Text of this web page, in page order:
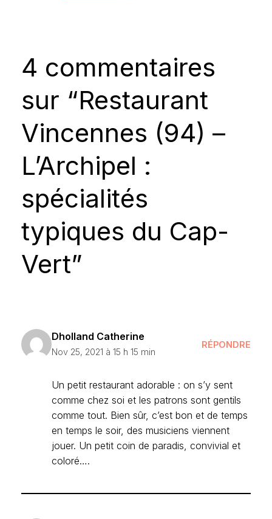
4 commentaires
sur “Restaurant
Vincennes (94) –
L’Archipel :
spécialités
typiques du Cap-
Vert”
Dholland Catherine
Nov 25, 2021 à 15 h 15 min
RÉPONDRE
Un petit restaurant adorable : on s’y sent
comme chez soi et les patrons sont gentils
comme tout. Bien sûr, c’est bon et de temps
en temps le soir, des musiciens viennent
jouer. Un petit coin de paradis, convivial et
coloré….